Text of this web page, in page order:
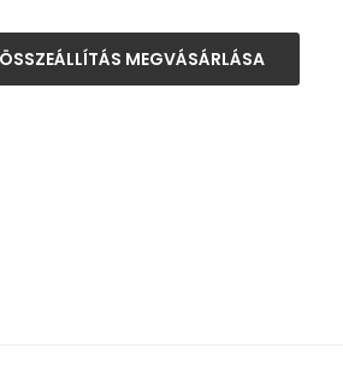
MEGVÁSÁRLÁSA